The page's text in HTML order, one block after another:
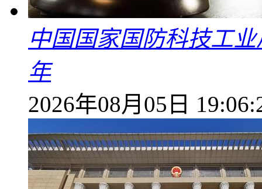
中国国家国防科技工
年
2026年08月05日